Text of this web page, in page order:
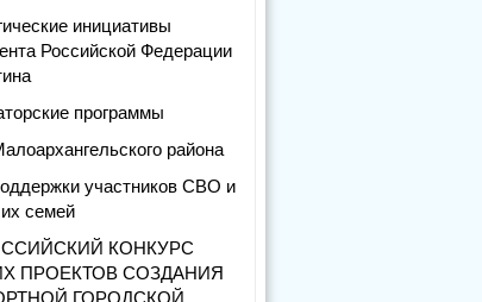
инициативы
Российской Федерации
программы
района
участников СВО и
семей
КОНКУРС
ПРОЕКТОВ СОЗДАНИЯ
ГОРОДСКОЙ